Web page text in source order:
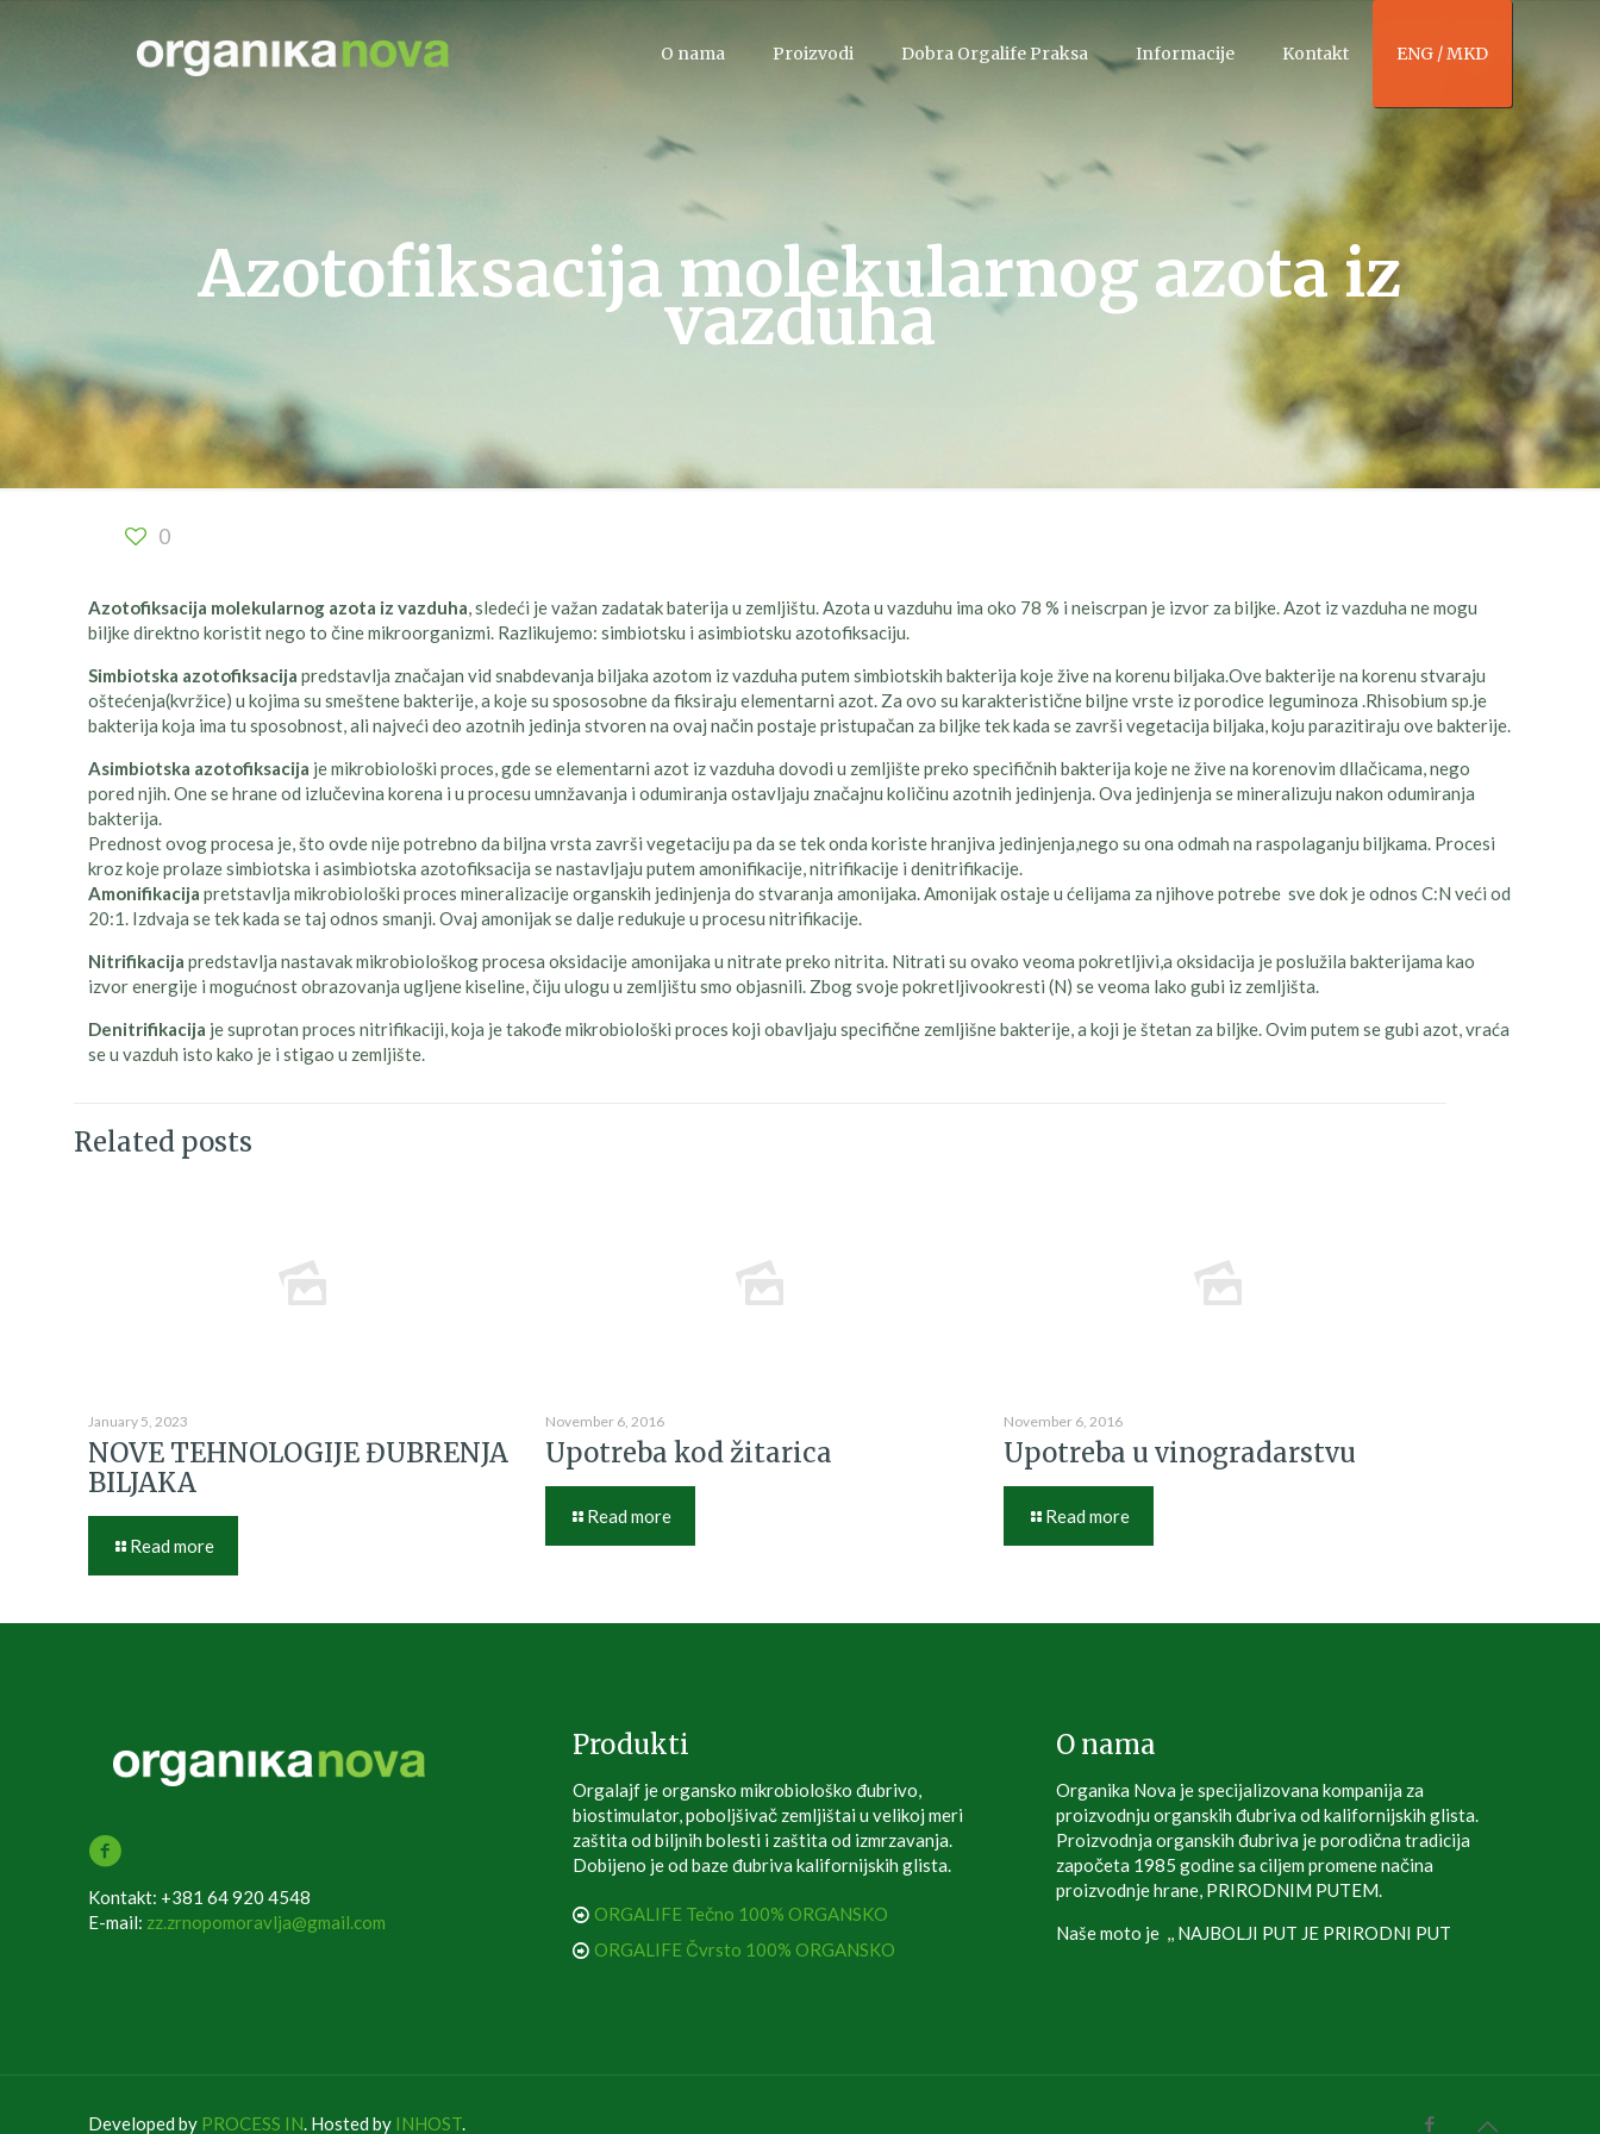
O nama Proizvodi Dobra Orgalife Praksa Informacije Kontakt ENG / MKD
Azotofiksacija molekularnog azota iz
vazduha
0
Azotofiksacija molekularnog azota iz vazduha, sledeći je važan zadatak baterija u zemljištu. Azota u vazduhu ima oko 78 % i neiscrpan je izvor za biljke. Azot iz vazduha ne mogu
biljke direktno koristit nego to čine mikroorganizmi. Razlikujemo: simbiotsku i asimbiotsku azotofiksaciju.
Simbiotska azotofiksacija predstavlja značajan vid snabdevanja biljaka azotom iz vazduha putem simbiotskih bakterija koje žive na korenu biljaka.Ove bakterije na korenu stvaraju
oštećenja(kvržice) u kojima su smeštene bakterije, a koje su spososobne da fiksiraju elementarni azot. Za ovo su karakteristične biljne vrste iz porodice leguminoza .Rhisobium sp.je
bakterija koja ima tu sposobnost, ali najveći deo azotnih jedinja stvoren na ovaj način postaje pristupačan za biljke tek kada se završi vegetacija biljaka, koju parazitiraju ove bakterije.
Asimbiotska azotofiksacija je mikrobiološki proces, gde se elementarni azot iz vazduha dovodi u zemljište preko specifičnih bakterija koje ne žive na korenovim dllačicama, nego
pored njih. One se hrane od izlučevina korena i u procesu umnžavanja i odumiranja ostavljaju značajnu količinu azotnih jedinjenja. Ova jedinjenja se mineralizuju nakon odumiranja
bakterija.
Prednost ovog procesa je, što ovde nije potrebno da biljna vrsta završi vegetaciju pa da se tek onda koriste hranjiva jedinjenja,nego su ona odmah na raspolaganju biljkama. Procesi
kroz koje prolaze simbiotska i asimbiotska azotofiksacija se nastavljaju putem amonifikacije, nitrifikacije i denitrifikacije.
Amonifikacija pretstavlja mikrobiološki proces mineralizacije organskih jedinjenja do stvaranja amonijaka. Amonijak ostaje u ćelijama za njihove potrebe sve dok je odnos C:N veći od
20:1. Izdvaja se tek kada se taj odnos smanji. Ovaj amonijak se dalje redukuje u procesu nitrifikacije.
Nitrifikacija predstavlja nastavak mikrobiološkog procesa oksidacije amonijaka u nitrate preko nitrita. Nitrati su ovako veoma pokretljivi,a oksidacija je poslužila bakterijama kao
izvor energije i mogućnost obrazovanja ugljene kiseline, čiju ulogu u zemljištu smo objasnili. Zbog svoje pokretljivookresti (N) se veoma lako gubi iz zemljišta.
Denitrifikacija je suprotan proces nitrifikaciji, koja je takođe mikrobiološki proces koji obavljaju specifične zemljišne bakterije, a koji je štetan za biljke. Ovim putem se gubi azot, vraća
se u vazduh isto kako je i stigao u zemljište.
Related posts
January 5, 2023
NOVE TEHNOLOGIJE ĐUBRENJA
BILJAKA
Read more
November 6, 2016
Upotreba kod žitarica
Read more
November 6, 2016
Upotreba u vinogradarstvu
Read more
Kontakt: +381 64 920 4548
E-mail: zz.zrnopomoravlja@gmail.com
Produkti
Orgalajf je organsko mikrobiološko đubrivo,
biostimulator, poboljšivač zemljištai u velikoj meri
zaštita od biljnih bolesti i zaštita od izmrzavanja.
Dobijeno je od baze đubriva kalifornijskih glista.
ORGALIFE Tečno 100% ORGANSKO
ORGALIFE Čvrsto 100% ORGANSKO
O nama
Organika Nova je specijalizovana kompanija za
proizvodnju organskih đubriva od kalifornijskih glista.
Proizvodnja organskih đubriva je porodična tradicija
započeta 1985 godine sa ciljem promene načina
proizvodnje hrane, PRIRODNIM PUTEM.
Naše moto je ,, NAJBOLJI PUT JE PRIRODNI PUT
Developed by PROCESS IN. Hosted by INHOST.